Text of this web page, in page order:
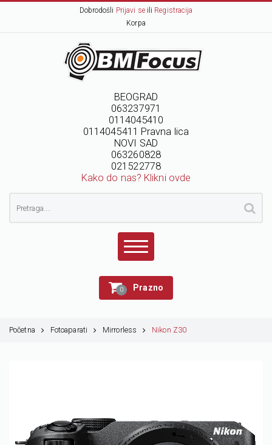
Dobrodošli Prijavi seili Registracija
Korpa
BEOGRAD
063237971
0114045410
0114045411 Pravna lica
NOVI SAD
063260828
021522778
Kako do nas? Klikni ovde
0 Prazno
Početna Fotoaparati Mirrorless Nikon Z30